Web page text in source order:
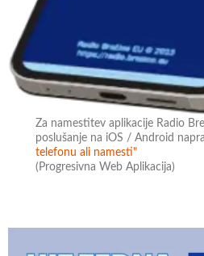
Za namestitev aplikacije Radio
poslušanje na iOS / Android
telefonu ali namesti"
(Progresivna Web Aplikacija)